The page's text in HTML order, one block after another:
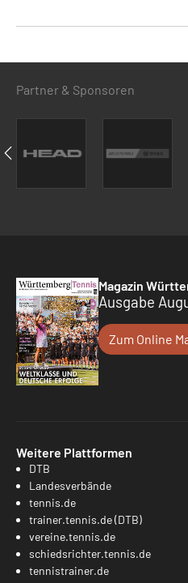
Partner & Sponsoren
Magazin
Ausgabe
Zum Online
Weitere Plattformen
DTB
Landesverbände
tennis.de
trainer.tennis.de (DTB)
vereine.tennis.de
schiedsrichter.tennis.de
tennistrainer.de